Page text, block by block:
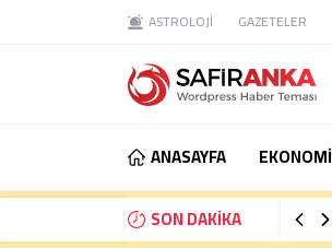
ASTROLOJİ GAZETELER
ANASAYFA EKONOMİ
SON DAKİKA